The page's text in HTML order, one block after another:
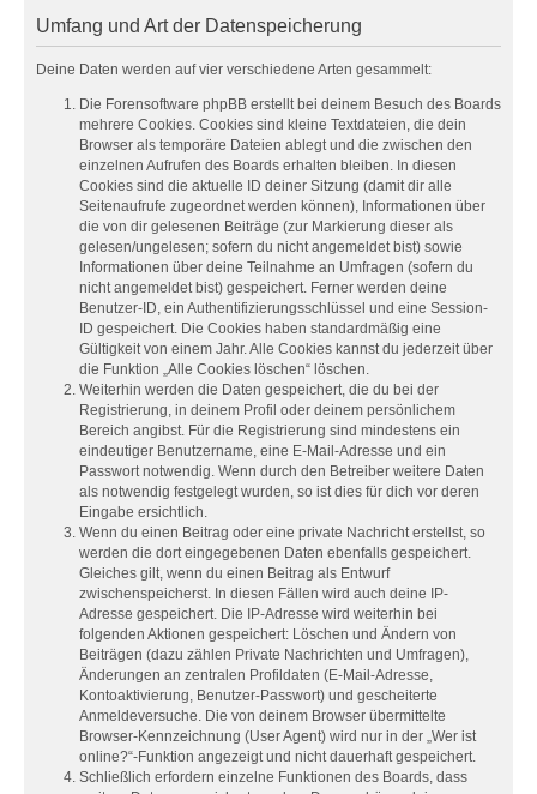
Umfang und Art der Datenspeicherung
Deine Daten werden auf vier verschiedene Arten gesammelt:
Die Forensoftware phpBB erstellt bei deinem Besuch des Boards
mehrere Cookies. Cookies sind kleine Textdateien, die dein
Browser als temporäre Dateien ablegt und die zwischen den
einzelnen Aufrufen des Boards erhalten bleiben. In diesen
Cookies sind die aktuelle ID deiner Sitzung (damit dir alle
Seitenaufrufe zugeordnet werden können), Informationen über
die von dir gelesenen Beiträge (zur Markierung dieser als
gelesen/ungelesen; sofern du nicht angemeldet bist) sowie
Informationen über deine Teilnahme an Umfragen (sofern du
nicht angemeldet bist) gespeichert. Ferner werden deine
Benutzer-ID, ein Authentifizierungsschlüssel und eine Session-
ID gespeichert. Die Cookies haben standardmäßig eine
Gültigkeit von einem Jahr. Alle Cookies kannst du jederzeit über
die Funktion „Alle Cookies löschen“ löschen.
Weiterhin werden die Daten gespeichert, die du bei der
Registrierung, in deinem Profil oder deinem persönlichem
Bereich angibst. Für die Registrierung sind mindestens ein
eindeutiger Benutzername, eine E-Mail-Adresse und ein
Passwort notwendig. Wenn durch den Betreiber weitere Daten
als notwendig festgelegt wurden, so ist dies für dich vor deren
Eingabe ersichtlich.
Wenn du einen Beitrag oder eine private Nachricht erstellst, so
werden die dort eingegebenen Daten ebenfalls gespeichert.
Gleiches gilt, wenn du einen Beitrag als Entwurf
zwischenspeicherst. In diesen Fällen wird auch deine IP-
Adresse gespeichert. Die IP-Adresse wird weiterhin bei
folgenden Aktionen gespeichert: Löschen und Ändern von
Beiträgen (dazu zählen Private Nachrichten und Umfragen),
Änderungen an zentralen Profildaten (E-Mail-Adresse,
Kontoaktivierung, Benutzer-Passwort) und gescheiterte
Anmeldeversuche. Die von deinem Browser übermittelte
Browser-Kennzeichnung (User Agent) wird nur in der „Wer ist
online?“-Funktion angezeigt und nicht dauerhaft gespeichert.
Schließlich erfordern einzelne Funktionen des Boards, dass